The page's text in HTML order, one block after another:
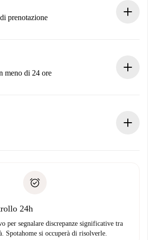
necessarie in anticipo.
prenotazione
meno di 24 ore
ti addebiteremo nulla e ti proporremo
del pagamento
problemi.
24h
per segnalare discrepanze significative tra
Spotahome si occuperà di risolverle.